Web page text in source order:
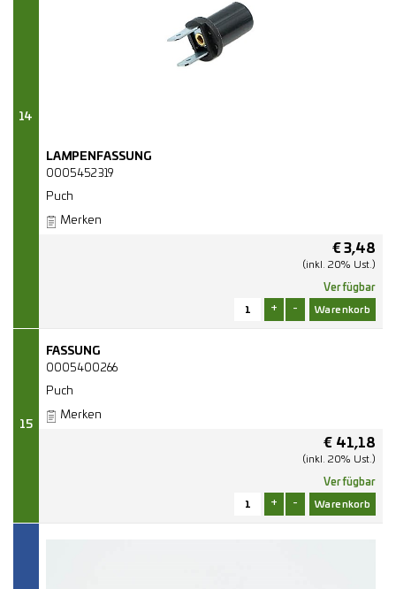
14
LAMPENFASSUNG
0005452319
Puch
Merken
€ 3,48
(inkl. 20% Ust.)
Verfügbar
+ -
15
FASSUNG
0005400266
Puch
Merken
€ 41,18
(inkl. 20% Ust.)
Verfügbar
+ -